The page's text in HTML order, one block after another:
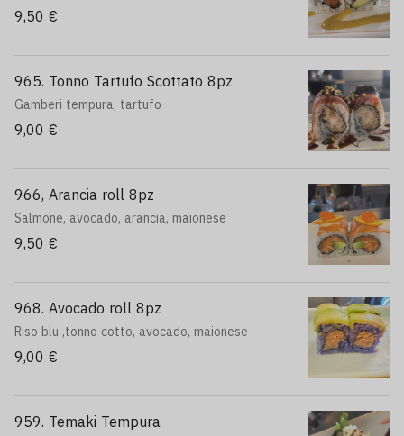
9,50 €
965. Tonno Tartufo Scottato 8pz
Gamberi tempura, tartufo
9,00 €
966, Arancia roll 8pz
Salmone, avocado, arancia, maionese
9,50 €
968. Avocado roll 8pz
Riso blu ,tonno cotto, avocado, maionese
9,00 €
959. Temaki Tempura